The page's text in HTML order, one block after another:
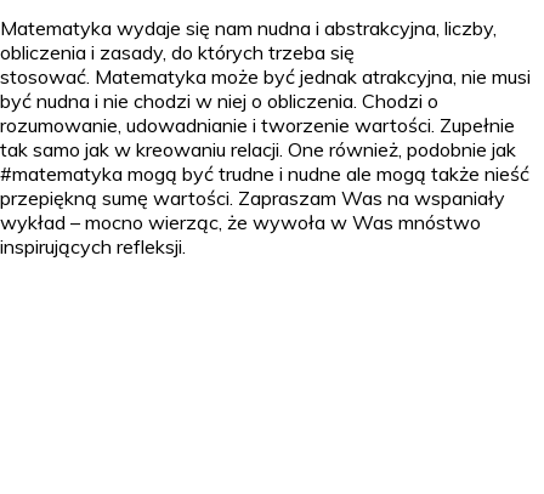
Matematyka wydaje się nam nudna i abstrakcyjna, liczby,
obliczenia i zasady, do których trzeba się
stosować. Matematyka może być jednak atrakcyjna, nie musi
być nudna i nie chodzi w niej o obliczenia. Chodzi o
rozumowanie, udowadnianie i tworzenie wartości. Zupełnie
tak samo jak w kreowaniu relacji. One również, podobnie jak
#matematyka mogą być trudne i nudne ale mogą także nieść
przepiękną sumę wartości. Zapraszam Was na wspaniały
wykład – mocno wierząc, że wywoła w Was mnóstwo
inspirujących refleksji.